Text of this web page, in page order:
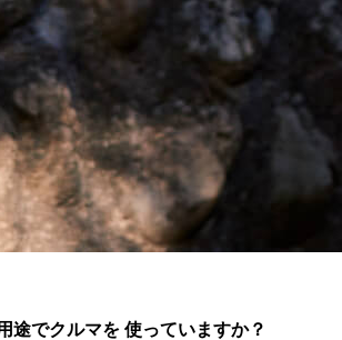
途でクルマを 使っていますか？